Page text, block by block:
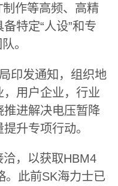
作等高频、高精
特定“人设”和专
。
印发通知，组织地
用户企业，行业
进解决电压暂降
升专项行动。
，以获取HBM4
。此前SK海力士已